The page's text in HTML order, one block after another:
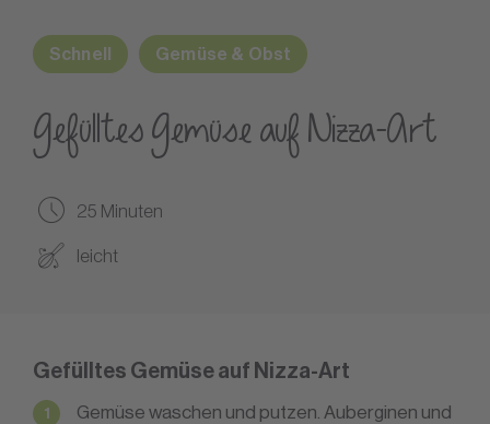
Schnell Gemüse & Obst
Gefülltes Gemüse auf Nizza-Art
25 Minuten
leicht
Gefülltes Gemüse auf Nizza-Art
Gemüse waschen und putzen. Auberginen und